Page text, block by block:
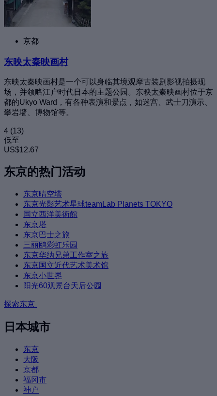
京都
东映太秦映画村
东映太秦映画村是一个可以身临其境观摩古装剧影视拍摄现
场，并领略江户时代日本的主题公园。东映太秦映画村位于京
都的Ukyo Ward，有各种表演和景点，如迷宫、武士刀演示、
攀岩墙、博物馆等。
4 (13)
低至
US$12.67
东京的热门活动
东京晴空塔
东京光影艺术星球teamLab Planets TOKYO
国立西洋美術館
东京塔
东京巴士之旅
三丽鸥彩虹乐园
东京华纳兄弟工作室之旅
东京国立近代艺术美术馆
东京小世界
阳光60观景台天后公园
探索东京
日本城市
东京
大阪
京都
福冈市
神户